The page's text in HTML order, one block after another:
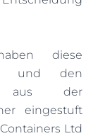
diese
und den
aus der
eingestuft
Ltd